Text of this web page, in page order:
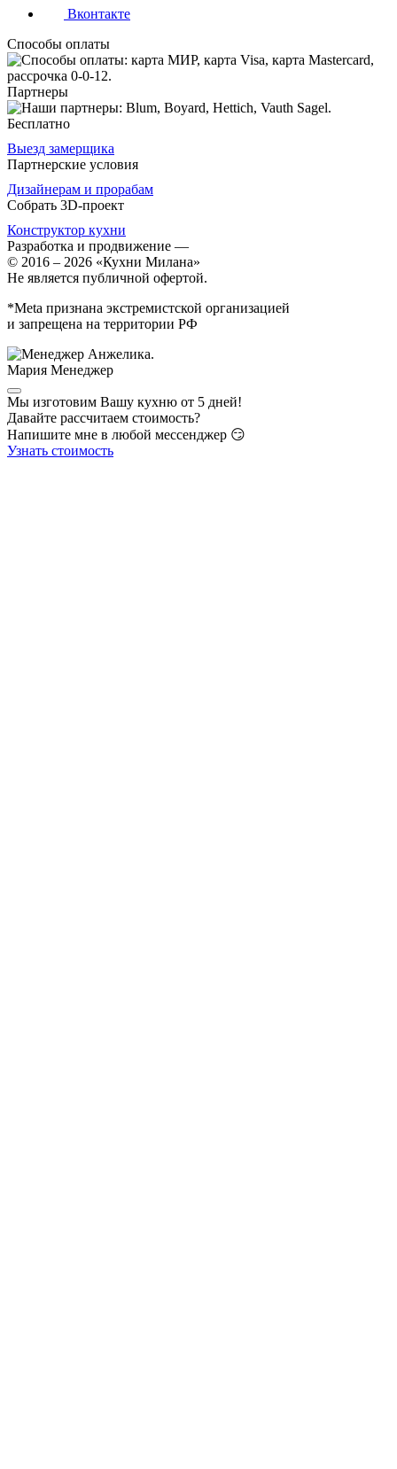
Вконтакте
Способы оплаты
Партнеры
Бесплатно
Выезд замерщика
Партнерские условия
Дизайнерам и прорабам
Собрать 3D-проект
Конструктор кухни
Разработка и продвижение —
© 2016 – 2026 «Кухни Милана»
Не является публичной офертой.
*Meta признана экстремистской организацией
и запрещена на территории РФ
Мария Менеджер
Мы изготовим Вашу кухню от 5 дней!
Давайте рассчитаем стоимость?
Напишите мне в любой мессенджер 😏
Узнать стоимость